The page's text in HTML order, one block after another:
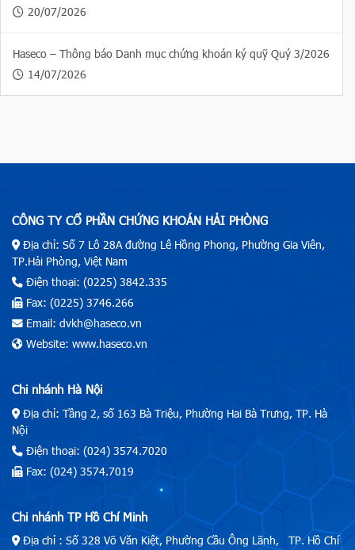
20/07/2026
Haseco – Thông báo Danh mục chứng khoán ký quỹ Quý 3/2026
14/07/2026
CÔNG TY CỔ PHẦN CHỨNG KHOÁN HẢI PHÒNG
Địa chỉ: Số 7 Lô 28A đường Lê Hồng Phong, Phường Gia Viên,
TP.Hải Phòng, Việt Nam
Điện thoại: (0225) 3842.335
Fax: (0225) 3746.266
Email: dvkh@haseco.vn
Website: www.haseco.vn
Chi nhánh Hà Nội
Địa chỉ: Tầng 2, số 163 Bà Triệu, Phường Hai Bà Trưng, TP. Hà
Nội
Điện thoại: (024) 3574.7020
Fax: (024) 3574.7019
Chi nhánh TP Hồ Chí Minh
Địa chỉ : Số 328 Võ Văn Kiệt, Phường Cầu Ông Lãnh, TP. Hồ Chí